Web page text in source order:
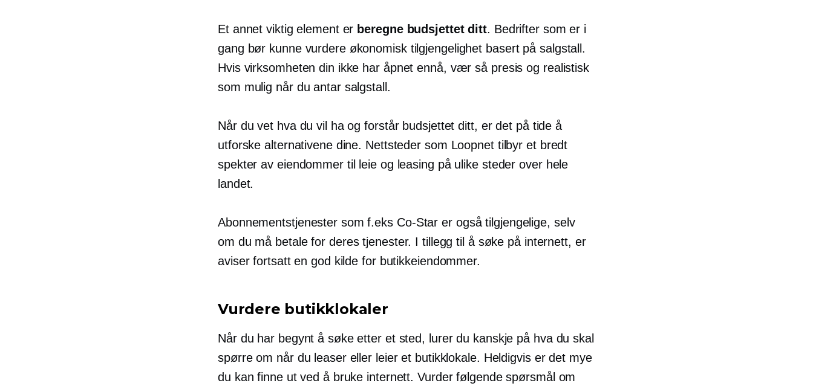
Et annet viktig element er beregne budsjettet ditt. Bedrifter som er i
gang bør kunne vurdere økonomisk tilgjengelighet basert på salgstall.
Hvis virksomheten din ikke har åpnet ennå, vær så presis og realistisk
som mulig når du antar salgstall.
Når du vet hva du vil ha og forstår budsjettet ditt, er det på tide å
utforske alternativene dine. Nettsteder som Loopnet tilbyr et bredt
spekter av eiendommer til leie og leasing på ulike steder over hele
landet.
Abonnementstjenester som f.eks Co-Star er også tilgjengelige, selv
om du må betale for deres tjenester. I tillegg til å søke på internett, er
aviser fortsatt en god kilde for butikkeiendommer.
Vurdere butikklokaler
Når du har begynt å søke etter et sted, lurer du kanskje på hva du skal
spørre om når du leaser eller leier et butikklokale. Heldigvis er det mye
du kan finne ut ved å bruke internett. Vurder følgende spørsmål om